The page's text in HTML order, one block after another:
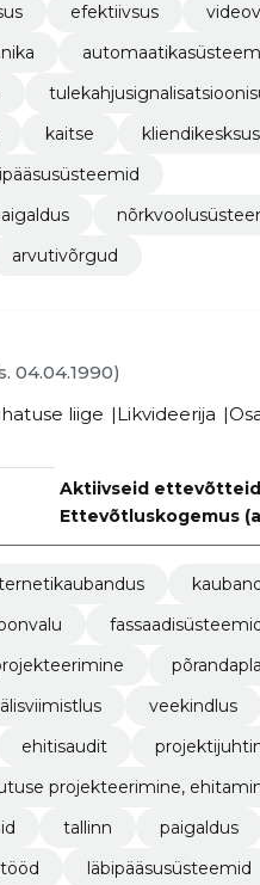
efektiivsus
kaitse
kliendikesksus
arvutivõrgud
04.04.1990)
liige Likvideerija
Aktiivseid
Ettevõtluskogemus
veekindlus
ehitisaudit
projekteerimine,
tallinn paigaldus
läbipääsusüsteemid